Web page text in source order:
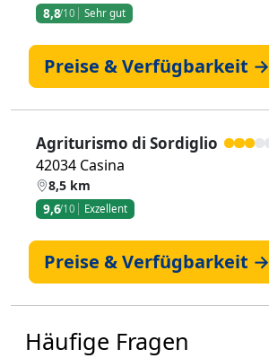
8,8/10 Sehr gut
Preise & Verfügbarkeit →
Agriturismo di Sordiglio
42034 Casina
8,5 km
9,6/10 Exzellent
Preise & Verfügbarkeit →
Häufige Fragen